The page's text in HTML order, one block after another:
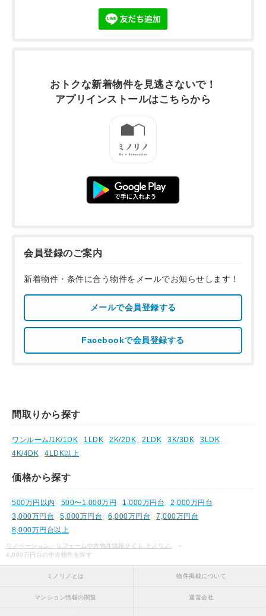
おトクな新着物件を 見逃さないで！
アプリインストールはこちらから
会員登録のご案内
新着物件・条件に合う物件をメールでお知らせします！
メールで会員登録する
Facebookで会員登録する
間取りから探す
ワンルーム/1K/1DK 1LDK 2K/2DK 2LDK 3K/3DK
3LDK
4K/4DK
4LDK以上
価格から探す
500万円以内 500〜1,000万円 1,000万円台
2,000万円台
3,000万円台
5,000万円台 6,000万円台
7,000万円台
8,000万円台以上
リノベーション・リフォーム中古物件情報サイト ミノリノ
4,000万円台の中古物件を探す
ミノリノとは 物件掲載について
マンション情報の閲覧 運営会社